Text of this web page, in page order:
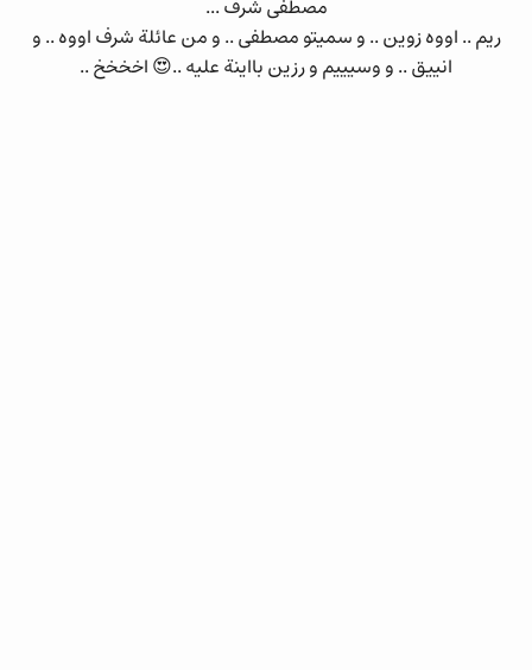
مصطفى شرف ...
ريم .. اووه زوين .. و سميتو مصطفى .. و من عائلة شرف اووه .. و
انييق .. و وسيييم و رزين بااينة عليه ..😍 اخخخخ ..